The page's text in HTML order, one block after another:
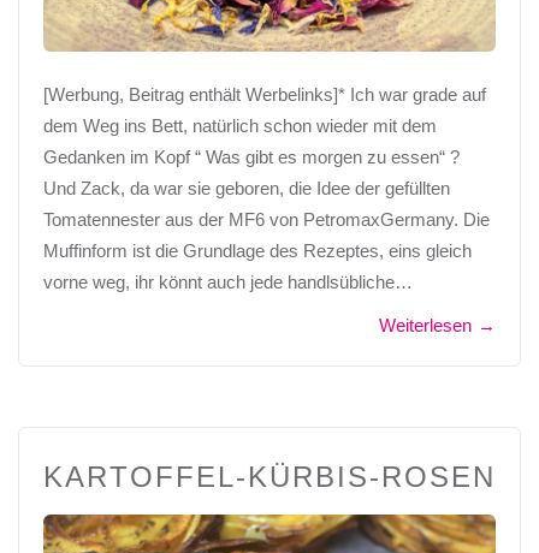
[Werbung, Beitrag enthält Werbelinks]* Ich war grade auf
dem Weg ins Bett, natürlich schon wieder mit dem
Gedanken im Kopf “ Was gibt es morgen zu essen“ ?
Und Zack, da war sie geboren, die Idee der gefüllten
Tomatennester aus der MF6 von PetromaxGermany. Die
Muffinform ist die Grundlage des Rezeptes, eins gleich
vorne weg, ihr könnt auch jede handlsübliche…
Weiterlesen →
KARTOFFEL-KÜRBIS-ROSEN